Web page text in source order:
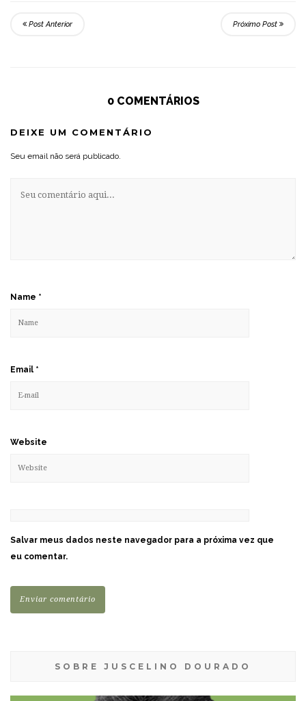
Post Anterior Próximo Post
0 COMENTÁRIOS
DEIXE UM COMENTÁRIO
Seu email não será publicado.
Name *
Email *
Website
Salvar meus dados neste navegador para a próxima vez que
eu comentar.
SOBRE JUSCELINO DOURADO